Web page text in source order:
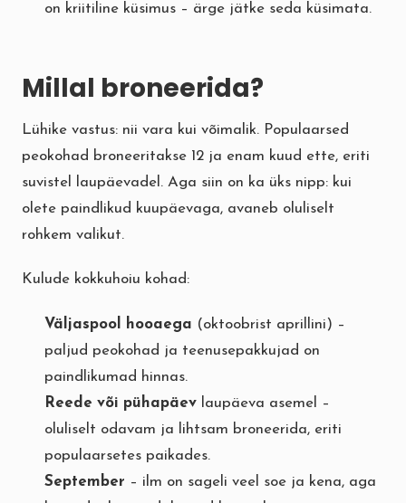
on kriitiline küsimus – ärge jätke seda küsimata.
Millal broneerida?
Lühike vastus: nii vara kui võimalik. Populaarsed
peokohad broneeritakse 12 ja enam kuud ette, eriti
suvistel laupäevadel. Aga siin on ka üks nipp: kui
olete paindlikud kuupäevaga, avaneb oluliselt
rohkem valikut.
Kulude kokkuhoiu kohad:
Väljaspool hooaega (oktoobrist aprillini) –
paljud peokohad ja teenusepakkujad on
paindlikumad hinnas.
Reede või pühapäev laupäeva asemel –
oluliselt odavam ja lihtsam broneerida, eriti
populaarsetes paikades.
September – ilm on sageli veel soe ja kena, aga